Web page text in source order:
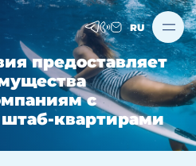
RU
предоставляет
с
квартирами